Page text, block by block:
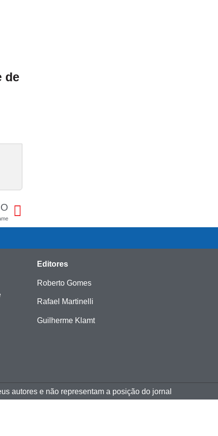
de
Editores
Roberto Gomes
Rafael Martinelli
Guilherme Klamt
autores e não representam a posição do jornal